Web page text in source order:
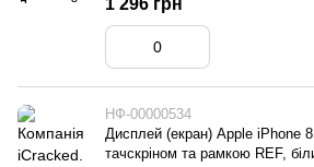
1 296 грн
НФ-00000534
Дисплей (екран) Apple iPhone 8
тачскріном та рамкою REF,